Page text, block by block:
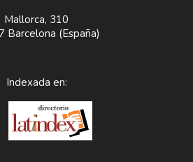
Mallorca, 310
Barcelona (España)
Indexada en: